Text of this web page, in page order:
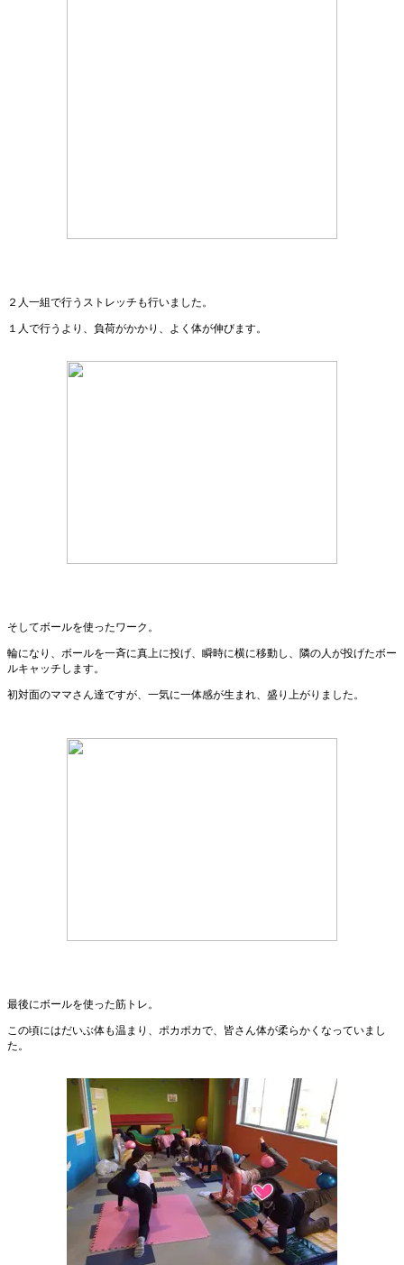
２人一組で行うストレッチも行いました。
１人で行うより、負荷がかかり、よく体が伸びます。
そしてボールを使ったワーク。
輪になり、ボールを一斉に真上に投げ、瞬時に横に移動し、隣の人が投げたボー
ルキャッチします。
初対面のママさん達ですが、一気に一体感が生まれ、盛り上がりました。
最後にボールを使った筋トレ。
この頃にはだいぶ体も温まり、ポカポカで、皆さん体が柔らかくなっていまし
た。